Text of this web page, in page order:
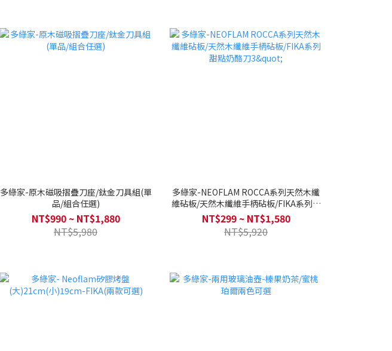
多綠家-原木磁吸摺疊刀座/鈦金刀具組(單
品/組合任選)
NT$990 ~ NT$1,880
NT$5,980
多綠家-NEOFLAM ROCCA系列天然木纖
維砧板/天然木纖維手柄砧板/FIKA系列甜
點奶酪刀3"
NT$299 ~ NT$1,580
NT$5,920